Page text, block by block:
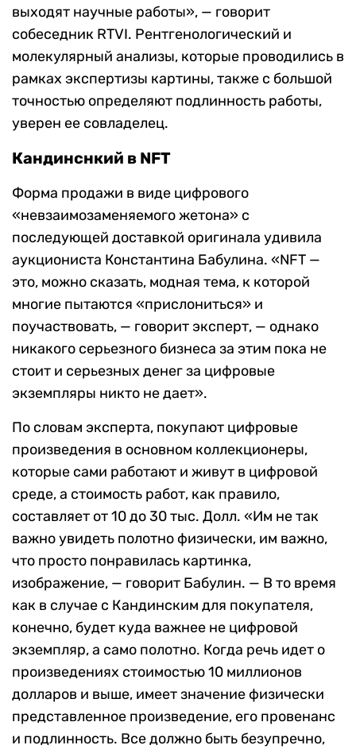
выходят научные работы», — говорит
собеседник RTVI. Рентгенологический и
молекулярный анализы, которые проводились в
рамках экспертизы картины, также с большой
точностью определяют подлинность работы,
уверен ее совладелец.
Кандинснкий в NFT
Форма продажи в виде цифрового
«невзаимозаменяемого жетона» с
последующей доставкой оригинала удивила
аукциониста Константина Бабулина. «NFT —
это, можно сказать, модная тема, к которой
многие пытаются «прислониться» и
поучаствовать, — говорит эксперт, — однако
никакого серьезного бизнеса за этим пока не
стоит и серьезных денег за цифровые
экземпляры никто не дает».
По словам эксперта, покупают цифровые
произведения в основном коллекционеры,
которые сами работают и живут в цифровой
среде, а стоимость работ, как правило,
составляет от 10 до 30 тыс. Долл. «Им не так
важно увидеть полотно физически, им важно,
что просто понравилась картинка,
изображение, — говорит Бабулин. — В то время
как в случае с Кандинским для покупателя,
конечно, будет куда важнее не цифровой
экземпляр, а само полотно. Когда речь идет о
произведениях стоимостью 10 миллионов
долларов и выше, имеет значение физически
представленное произведение, его провенанс
и подлинность. Все должно быть безупречно,